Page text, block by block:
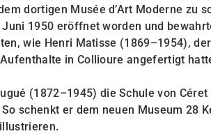
dortigen Musée d’Art Moderne zu
1950 eröffnet worden und
wie Henri Matisse (1869–1954),
in Collioure angefertigt
(1872–1945) die Schule von
schenkt er dem neuen Museum 28